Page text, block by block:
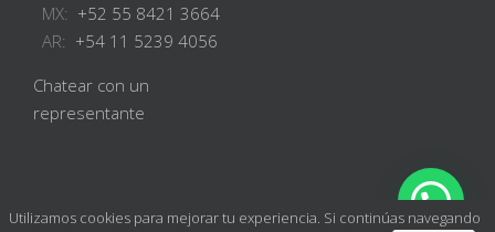
MX: +52 55 8421 3664
AR: +54 11 5239 4056
Chatear con un
representante
Utilizamos cookies para mejorar tu experiencia. Si continúas navegando